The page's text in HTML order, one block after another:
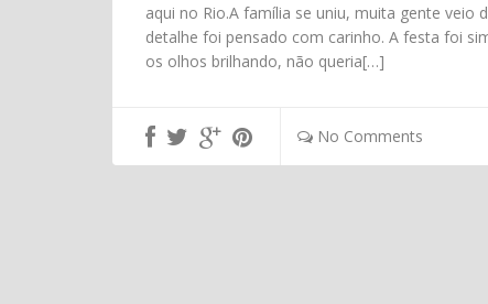
aqui no Rio.A família se uniu, muita gente
detalhe foi pensado com carinho. A festa foi
os olhos brilhando, não queria[…]
No Comments